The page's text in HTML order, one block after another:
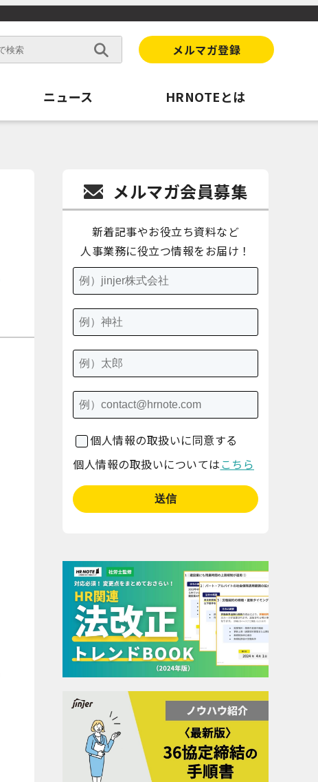
メルマガ登録
ニュース HRNOTEとは
メルマガ会員募集
新着記事やお役立ち資料など
人事業務に役立つ情報をお届け！
個人情報の取扱いに同意する
個人情報の取扱いについては こちら